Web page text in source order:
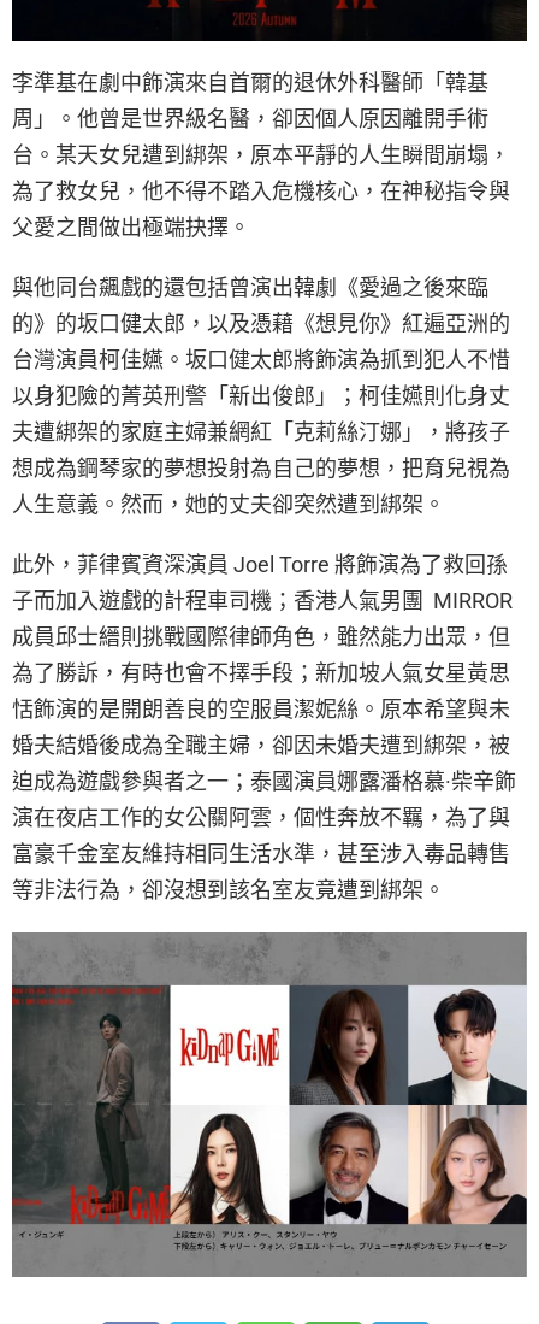
李準基在劇中飾演來自首爾的退休外科醫師「韓基
周」。他曾是世界級名醫，卻因個人原因離開手術
台。某天女兒遭到綁架，原本平靜的人生瞬間崩塌，
為了救女兒，他不得不踏入危機核心，在神秘指令與
父愛之間做出極端抉擇。
與他同台飆戲的還包括曾演出韓劇《愛過之後來臨
的》的坂口健太郎，以及憑藉《想見你》紅遍亞洲的
台灣演員柯佳嬿。坂口健太郎將飾演為抓到犯人不惜
以身犯險的菁英刑警「新出俊郎」；柯佳嬿則化身丈
夫遭綁架的家庭主婦兼網紅「克莉絲汀娜」，將孩子
想成為鋼琴家的夢想投射為自己的夢想，把育兒視為
人生意義。然而，她的丈夫卻突然遭到綁架。
此外，菲律賓資深演員 Joel Torre 將飾演為了救回孫
子而加入遊戲的計程車司機；香港人氣男團 MIRROR
成員邱士縉則挑戰國際律師角色，雖然能力出眾，但
為了勝訴，有時也會不擇手段；新加坡人氣女星黃思
恬飾演的是開朗善良的空服員潔妮絲。原本希望與未
婚夫結婚後成為全職主婦，卻因未婚夫遭到綁架，被
迫成為遊戲參與者之一；泰國演員娜露潘格慕·柴辛飾
演在夜店工作的女公關阿雲，個性奔放不羈，為了與
富豪千金室友維持相同生活水準，甚至涉入毒品轉售
等非法行為，卻沒想到該名室友竟遭到綁架。